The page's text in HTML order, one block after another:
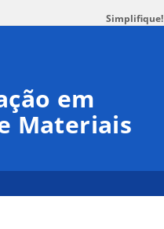
Simplifique!
em
Materiais